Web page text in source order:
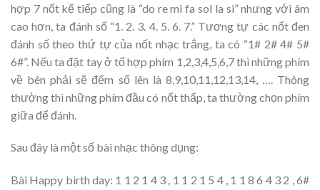
hợp 7 nốt kế tiếp cũng là “do re mi fa sol la si” nhưng với âm
cao hơn, ta đánh số “1. 2. 3. 4. 5. 6. 7.” Tương tự các nốt đen
đánh số theo thứ tự của nốt nhạc trắng, ta có “1# 2# 4# 5#
6#”. Nếu ta đặt tay ở tổ hợp phím 1,2,3,4,5,6,7 thì những phím
về bên phải sẽ đếm số lên là 8,9,10,11,12,13,14, …. Thông
thường thì những phím đầu có nốt thấp, ta thường chọn phím
giữa để đánh.
Sau đây là một số bài nhạc thông dụng:
Bài Happy birth day: 1 1 2 1 4 3 , 1 1 2 1 5 4 , 1 1 8 6 4 3 2 , 6#